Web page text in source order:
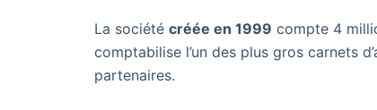
La sociétécréée en 1999 compte 4
comptabilise l’un des plus gros carnets
partenaires.